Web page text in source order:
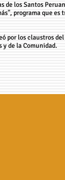
de los Santos
programa que
por los claustros
de la Comunidad.